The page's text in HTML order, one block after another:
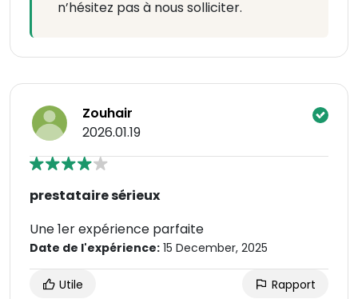
n’hésitez pas à nous solliciter.
Zouhair
2026.01.19
prestataire sérieux
Une 1er expérience parfaite
Date de l'expérience: 15 December, 2025
Utile Rapport